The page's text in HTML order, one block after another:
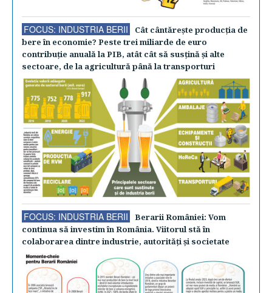
FOCUS: INDUSTRIA BERII
Cât cântăreşte producţia de
bere în economie? Peste trei miliarde de euro
contribuţie anuală la PIB, atât cât să susţină şi alte
sectoare, de la agricultură până la transporturi
FOCUS: INDUSTRIA BERII
Berarii României: Vom
continua să investim în România. Viitorul stă în
colaborarea dintre industrie, autorităţi şi societate